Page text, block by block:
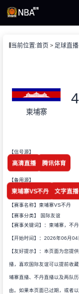
播
锦
当前位置:首页 足球直播
柬埔寨
4
【信号源】
高清直播 腾讯体育
【备用源】
柬埔寨VS不丹 文字直播
【赛事名称】柬埔寨VS不丹
【赛事分类】 国际友谊
【赛事关键词】：柬埔寨，不
【开始时间】：2026年06月
【友好提示】：本页面为您提
播，喜欢国际友谊可以提前收
埔寨直播、不丹直播以及两队
由。如果本页面已过期，或者